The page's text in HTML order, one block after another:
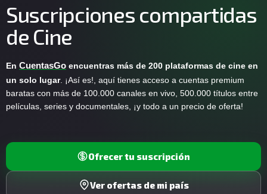
Suscripciones compartidas
de Cine
En CuentasGo encuentras más de 200 plataformas de cine en
un solo lugar. ¡Así es!, aquí tienes acceso a cuentas premium
baratas con más de 100.000 canales en vivo, 500.000 títulos entre
películas, series y documentales, ¡y todo a un precio de oferta!
Ofrecer tu suscripción
Ver ofertas de mi país